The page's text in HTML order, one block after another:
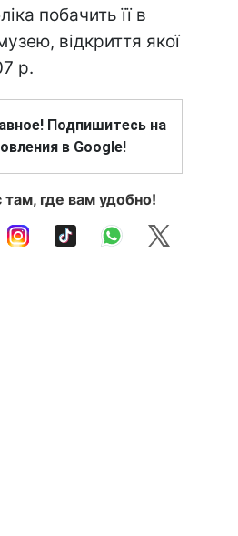
побачить її в
відкриття якої
р.
Подпишитесь на
в Google!
где вам удобно!